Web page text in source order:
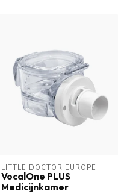
LITTLE DOCTOR EUROPE
VocalOne PLUS
Medicijnkamer